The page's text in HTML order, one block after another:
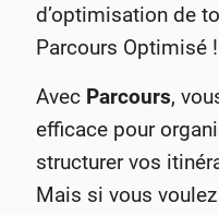
d’optimisation de
Parcours Optimisé !
Avec Parcours,
efficace pour
structurer vos
Mais si vous